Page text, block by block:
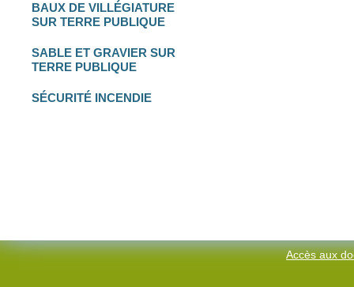
BAUX DE VILLÉGIATURE
SUR TERRE PUBLIQUE
SABLE ET GRAVIER SUR
TERRE PUBLIQUE
SÉCURITÉ INCENDIE
Accès aux